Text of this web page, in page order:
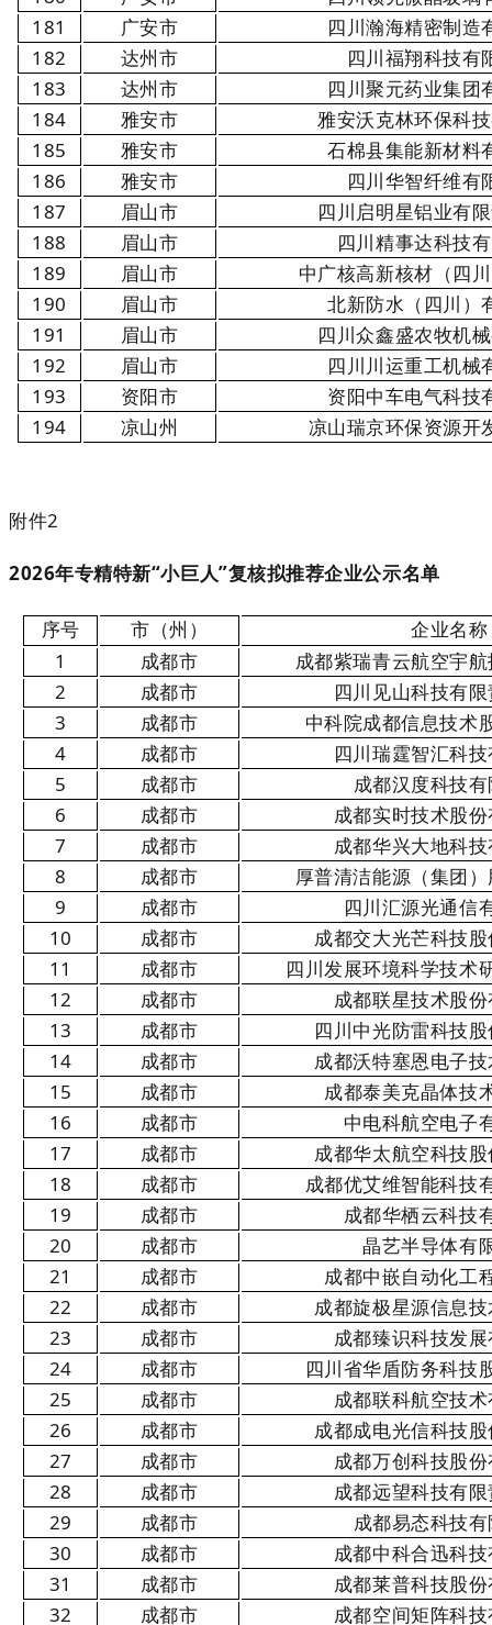
181 广安市 四川瀚海精密制造
182 达州市 四川福翔科技有
183 达州市 四川聚元药业集团
184 雅安市 雅安沃克林环保科
185 雅安市 石棉县集能新材料
186 雅安市 四川华智纤维有
187 眉山市 四川启明星铝业有
188 眉山市 四川精事达科技
189 眉山市 中广核高新核材（四
190 眉山市 北新防水（四川）
191 眉山市 四川众鑫盛农牧机
192 眉山市 四川川运重工机械
193 资阳市 资阳中车电气科技
194 凉山州 凉山瑞京环保资源开
附件2
2026年专精特新“小巨人”复核拟推荐企业公示名单
序号 市（州） 企业名称
1 成都市 成都紫瑞青云航空宇
2 成都市 四川见山科技有
3 成都市 中科院成都信息技术
4 成都市 四川瑞霆智汇科
5 成都市 成都汉度科技
6 成都市 成都实时技术股
7 成都市 成都华兴大地科
8 成都市 厚普清洁能源（集团
9 成都市 四川汇源光通信
10 成都市 成都交大光芒科技
11 成都市 四川发展环境科学技术
12 成都市 成都联星技术股
13 成都市 四川中光防雷科技
14 成都市 成都沃特塞恩电子
15 成都市 成都泰美克晶体技
16 成都市 中电科航空电子
17 成都市 成都华太航空科技
18 成都市 成都优艾维智能科技
19 成都市 成都华栖云科技
20 成都市 晶艺半导体有
21 成都市 成都中嵌自动化工
22 成都市 成都旋极星源信息
23 成都市 成都臻识科技发
24 成都市 四川省华盾防务科技
25 成都市 成都联科航空技
26 成都市 成都成电光信科技
27 成都市 成都万创科技股
28 成都市 成都远望科技有
29 成都市 成都易态科技
30 成都市 成都中科合迅科
31 成都市 成都莱普科技股
32 成都市 成都空间矩阵科